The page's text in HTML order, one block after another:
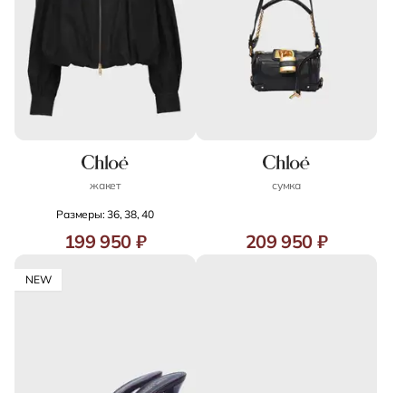
жакет
Размеры: 36, 38, 40
199 950 ₽
сумка
209 950 ₽
NEW